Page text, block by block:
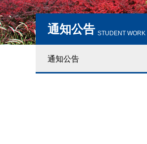
通知公告 STUDENT WORK
通知公告